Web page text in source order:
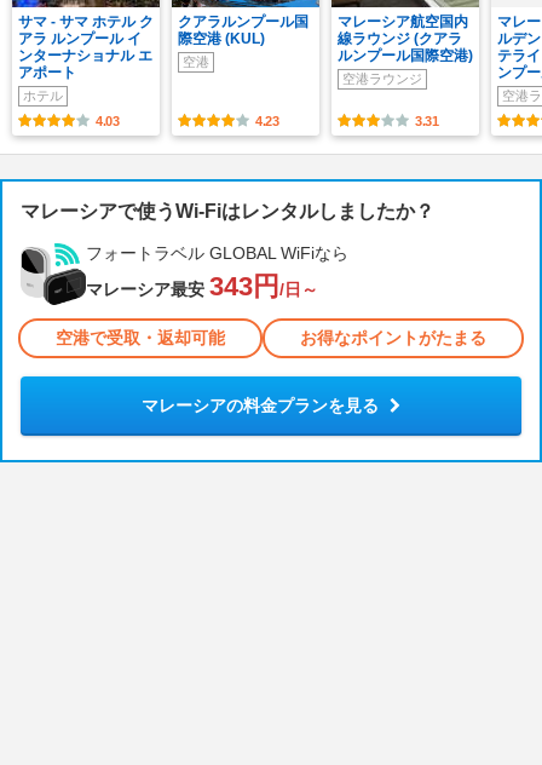
サマ - サマ ホテル ク
アラ ルンプール イ
ンターナショナル エ
アポート
ホテル
4.03
クアラルンプール国
際空港 (KUL)
空港
4.23
マレーシア航空国内
線ラウンジ (クアラ
ルンプール国際空港)
空港ラウンジ
3.31
マレ
ルデ
テラ
ンプ
空港
マレーシアで使うWi-Fiはレンタルしましたか？
フォートラベル GLOBAL WiFiなら
マレーシア最安 343円 /日～
空港で受取・返却可能 お得なポイントがたまる
マレーシアの料金プランを見る